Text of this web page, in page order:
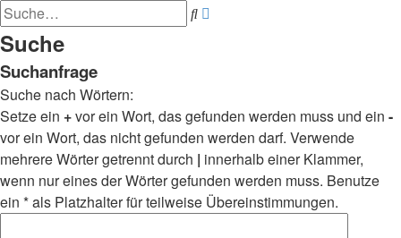
Suche
Suche
Suchanfrage
Suche nach Wörtern:
Setze ein +vor ein Wort, das gefunden werden muss und ein -
vor ein Wort, das nicht gefunden werden darf. Verwende
mehrere Wörter getrennt durch | innerhalb einer Klammer,
wenn nur eines der Wörter gefunden werden muss. Benutze
ein * als Platzhalter für teilweise Übereinstimmungen.